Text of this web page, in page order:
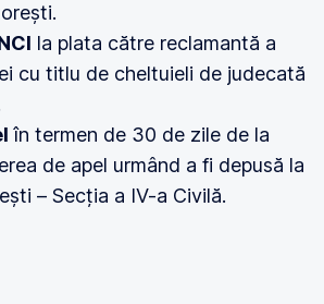
la plata către reclamantă a
cu titlu de cheltuieli de judecată
în termen de 30 de zile de la
de apel urmând a fi depusă la
– Secția a IV-a Civilă.